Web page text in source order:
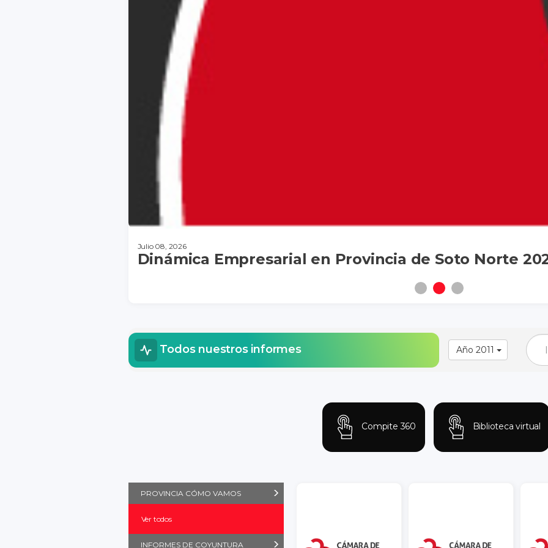
Julio 08, 2026
Dinámica Empresarial en Provincia de Soto Norte
Todos nuestros informes Año 2011
Compite 360 Biblioteca virtual
PROVINCIA CÓMO VAMOS
Ver todos
INFORMES DE COYUNTURA